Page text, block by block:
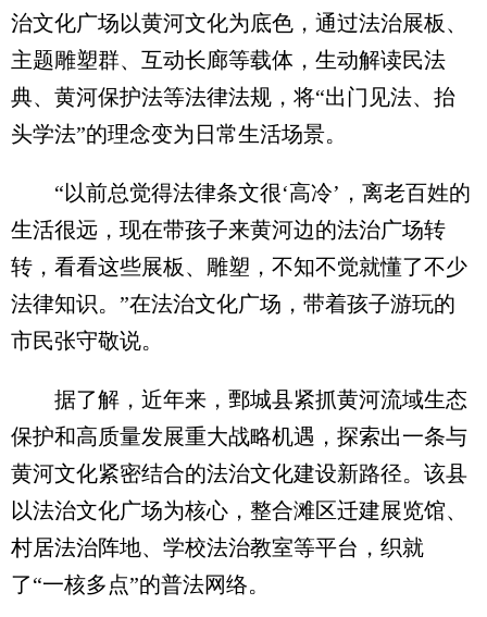
治文化广场以黄河文化为底色，通过法治展板、
主题雕塑群、互动长廊等载体，生动解读民法
典、黄河保护法等法律法规，将“出门见法、抬
头学法”的理念变为日常生活场景。
“以前总觉得法律条文很‘高冷’，离老百姓的
生活很远，现在带孩子来黄河边的法治广场转
转，看看这些展板、雕塑，不知不觉就懂了不少
法律知识。”在法治文化广场，带着孩子游玩的
市民张守敬说。
据了解，近年来，鄄城县紧抓黄河流域生态
保护和高质量发展重大战略机遇，探索出一条与
黄河文化紧密结合的法治文化建设新路径。该县
以法治文化广场为核心，整合滩区迁建展览馆、
村居法治阵地、学校法治教室等平台，织就
了“一核多点”的普法网络。